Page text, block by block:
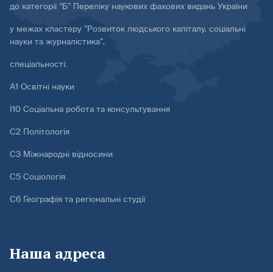
до категорії “Б” Переліку наукових фахових видань України
у межах кластеру “Розвиток людського капіталу, соціальні
науки та журналістика”,
спеціальності:
А1 Освітні науки
І10 Соціальна робота та консультування
С2 Політологія
С3 Міжнародні відносини
С5 Соціологія
С6 Географія та регіональні студії
Наша адреса